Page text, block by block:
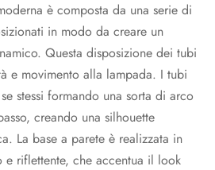
è composta da una serie di
in modo da creare un
Questa disposizione dei tubi
e movimento alla lampada. I tubi
stessi formando una sorta di arco
creando una silhouette
La base a parete è realizzata in
riflettente, che accentua il look